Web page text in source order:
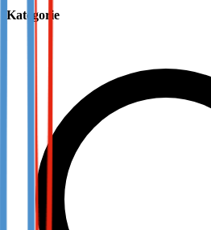
Kategorie